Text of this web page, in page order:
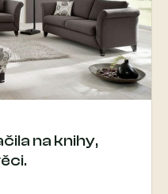
na knihy,